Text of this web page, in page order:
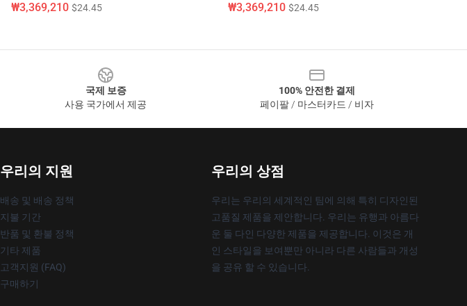
₩3,369,210 $24.45 ₩3,369,210 $24.45
국제 보증
사용 국가에서 제공
100% 안전한 결제
페이팔 / 마스터카드 / 비자
우리의 지원
배송 및 배송 정책
지불 기간
반품 및 환불 정책
기타 제품
고객지원 (FAQ)
구매하기
우리의 상점
우리는 우리의 세계적인 팀에 의해 특히 디자인된
고품질 제품을 제안합니다. 우리는 유행과 아름다
운 둘 다인 다양한 제품을 제공합니다. 이것은 개
인 스타일을 보여뿐만 아니라 다른 사람들과 개성
을 공유 할 수 있습니다.